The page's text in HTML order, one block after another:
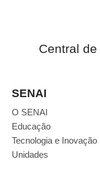
Central
SENAI
O SENAI
Educação
Tecnologia e Inovação
Unidades